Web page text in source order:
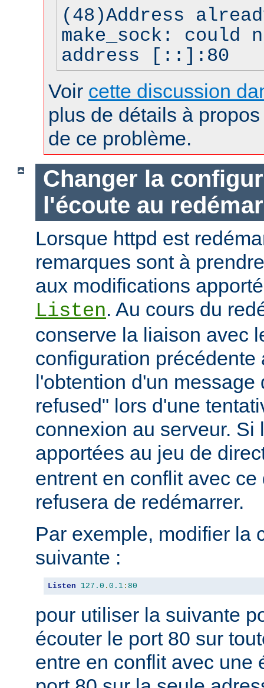
(48)Address
make_sock: could
address [::]:80
Voir cette discussion
plus de détails à
de ce problème.
Changer la
l'écoute au
Lorsque httpd est
remarques sont à
aux modifications
Listen. Au cours du
conserve la liaison avec
configuration précédente
l'obtention d'un
refused" lors d'une
connexion au serveur. Si
apportées au jeu de
entrent en conflit avec
refusera de redémarrer.
Par exemple, modifier la
suivante :
Listen 127.0 . 0.1 : 80
pour utiliser la suivante
écouter le port 80 sur
entre en conflit avec une